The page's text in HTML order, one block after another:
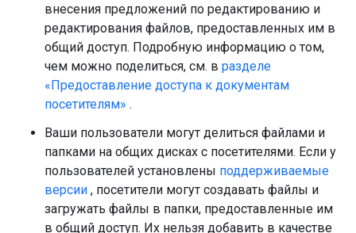
внесения предложений по редактированию и
редактирования файлов, предоставленных им в
общий доступ. Подробную информацию о том,
чем можно поделиться, см. в разделе
«Предоставление доступа к документам
посетителям» .
Ваши пользователи могут делиться файлами и
папками на общих дисках с посетителями. Если у
пользователей установлены поддерживаемые
версии , посетители могут создавать файлы и
загружать файлы в папки, предоставленные им
в общий доступ. Их нельзя добавить в качестве